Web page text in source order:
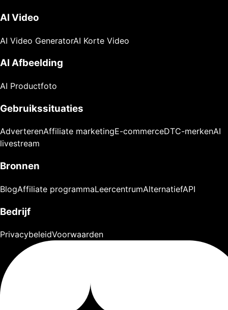
AI Video
AI Video GeneratorAI Korte Video
AI Afbeelding
AI Productfoto
Gebruikssituaties
AdverterenAffiliate marketingE-commerceDTC-merkenAI
livestream
Bronnen
BlogAffiliate programmaLeercentrumAlternatiefAPI
Bedrijf
PrivacybeleidVoorwaarden